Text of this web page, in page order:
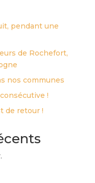
pendant une
de Rochefort,
nos communes
!
de retour !